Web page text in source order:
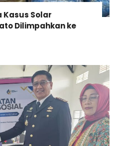
Kasus Solar
Dilimpahkan ke